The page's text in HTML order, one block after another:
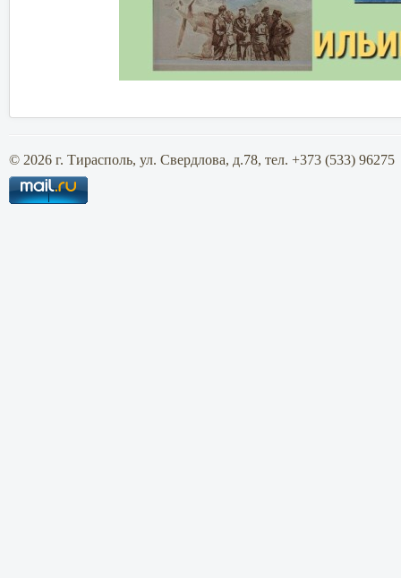
© 2026 г. Тирасполь, ул. Свердлова, д.78, тел. +373 (533) 96275